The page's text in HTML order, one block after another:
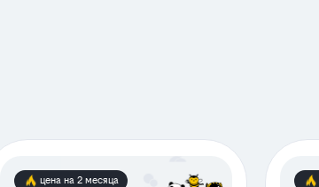
цена на 2 месяца